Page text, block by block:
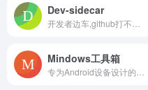
Dev-sidecar
Mindows工具箱